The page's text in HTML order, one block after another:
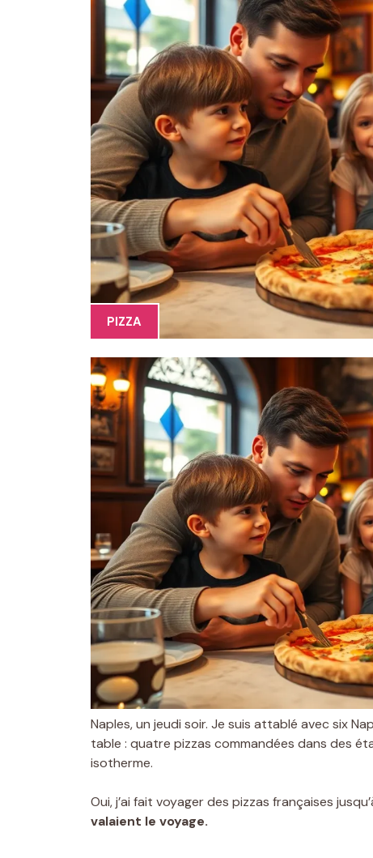
PIZZA
Naples, un jeudi soir. Je suis attablé avec six
table : quatre pizzas commandées dans des
isotherme.
Oui, j’ai fait voyager des pizzas françaises
valaient le voyage.